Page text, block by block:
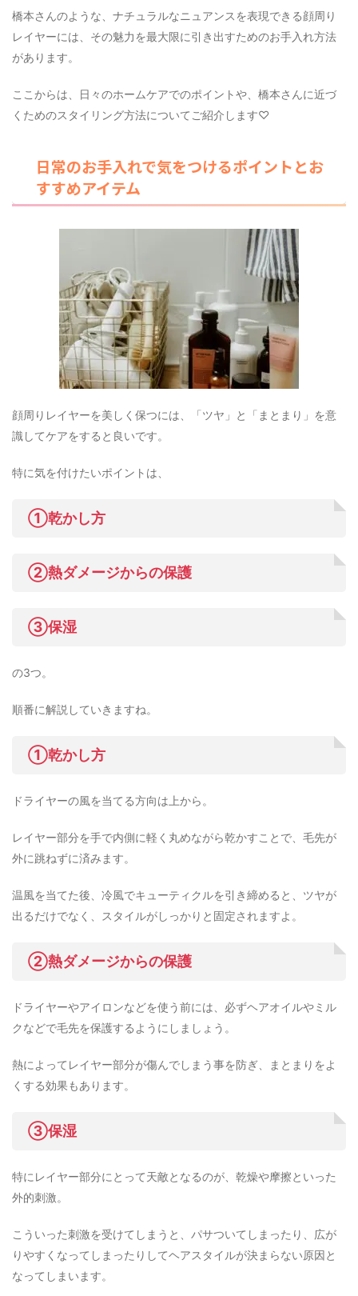
橋本さんのような、ナチュラルなニュアンスを表現できる顔周り
レイヤーには、その魅力を最大限に引き出すためのお手入れ方法
があります。
ここからは、日々のホームケアでのポイントや、橋本さんに近づ
くためのスタイリング方法についてご紹介します♡
日常のお手入れで気をつけるポイントとお
すすめアイテム
顔周りレイヤーを美しく保つには、「ツヤ」と「まとまり」を意
識してケアをすると良いです。
特に気を付けたいポイントは、
①乾かし方
②熱ダメージからの保護
③保湿
の3つ。
順番に解説していきますね。
①乾かし方
ドライヤーの風を当てる方向は上から。
レイヤー部分を手で内側に軽く丸めながら乾かすことで、毛先が
外に跳ねずに済みます。
温風を当てた後、冷風でキューティクルを引き締めると、ツヤが
出るだけでなく、スタイルがしっかりと固定されますよ。
②熱ダメージからの保護
ドライヤーやアイロンなどを使う前には、必ずヘアオイルやミル
クなどで毛先を保護するようにしましょう。
熱によってレイヤー部分が傷んでしまう事を防ぎ、まとまりをよ
くする効果もあります。
③保湿
特にレイヤー部分にとって天敵となるのが、乾燥や摩擦といった
外的刺激。
こういった刺激を受けてしまうと、パサついてしまったり、広が
りやすくなってしまったりしてヘアスタイルが決まらない原因と
なってしまいます。